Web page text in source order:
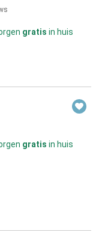
gratis in huis
gratis in huis